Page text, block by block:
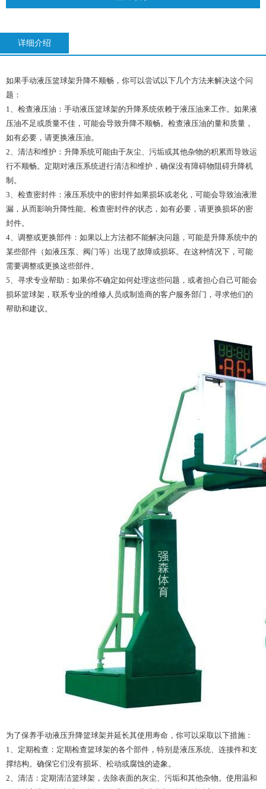
详细介绍
如果手动液压篮球架升降不顺畅，你可以尝试以下几个方法来解决这个问
题：
1、检查液压油：手动液压篮球架的升降系统依赖于液压油来工作。如果液
压油不足或质量不佳，可能会导致升降不顺畅。检查液压油的量和质量，
如有必要，请更换液压油。
2、清洁和维护：升降系统可能由于灰尘、污垢或其他杂物的积累而导致运
行不顺畅。定期对液压系统进行清洁和维护，确保没有障碍物阻碍升降机
制。
3、检查密封件：液压系统中的密封件如果损坏或老化，可能会导致油液泄
漏，从而影响升降性能。检查密封件的状态，如有必要，请更换损坏的密
封件。
4、调整或更换部件：如果以上方法都不能解决问题，可能是升降系统中的
某些部件（如液压泵、阀门等）出现了故障或损坏。在这种情况下，可能
需要调整或更换这些部件。
5、寻求专业帮助：如果你不确定如何处理这些问题，或者担心自己可能会
损坏篮球架，联系专业的维修人员或制造商的客户服务部门，寻求他们的
帮助和建议。
为了保养手动液压升降篮球架并延长其使用寿命，你可以采取以下措施：
1、定期检查：定期检查篮球架的各个部件，特别是液压系统、连接件和支
撑结构。确保它们没有损坏、松动或腐蚀的迹象。
2、清洁：定期清洁篮球架，去除表面的灰尘、污垢和其他杂物。使用温和